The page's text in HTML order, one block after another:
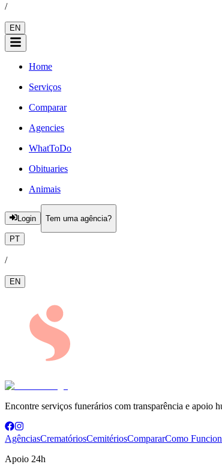
/
EN
Home
Serviços
Comparar
Agencies
WhatToDo
Obituaries
Animais
Login Tem uma agência?
PT
/
EN
Encontre serviços funerários com transparência e apoio
AgênciasCrematóriosCemitériosCompararComo
Apoio 24h